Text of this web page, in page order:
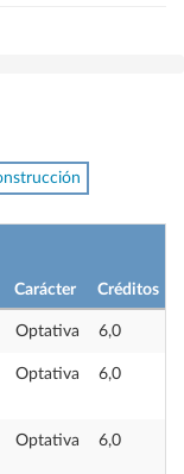
Carácter Créditos
Optativa 6,0
Optativa 6,0
Optativa 6,0